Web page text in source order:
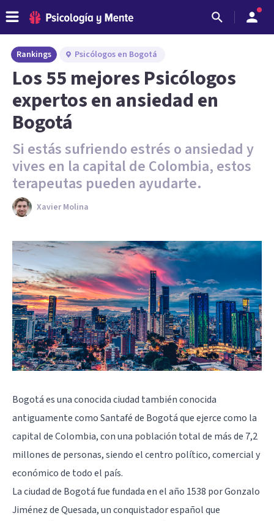
Rankings Psicólogos en Bogotá
Los 55 mejores Psicólogos
expertos en ansiedad en
Bogotá
Si estás sufriendo estrés o ansiedad y
vives en la capital de Colombia, estos
terapeutas pueden ayudarte.
Xavier Molina
Bogotá es una conocida ciudad también conocida
antiguamente como Santafé de Bogotá que ejerce como la
capital de Colombia, con una población total de más de 7,2
millones de personas, siendo el centro político, comercial y
económico de todo el país.
La ciudad de Bogotá fue fundada en el año 1538 por Gonzalo
Jiménez de Quesada, un conquistador español que